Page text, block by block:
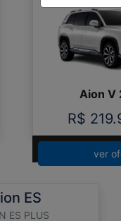
Aion V
R$
ver
ES
ES PLUS